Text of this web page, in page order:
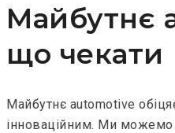
Майбутнє
що чекати
Майбутнє automotive
інноваційним. Ми можемо